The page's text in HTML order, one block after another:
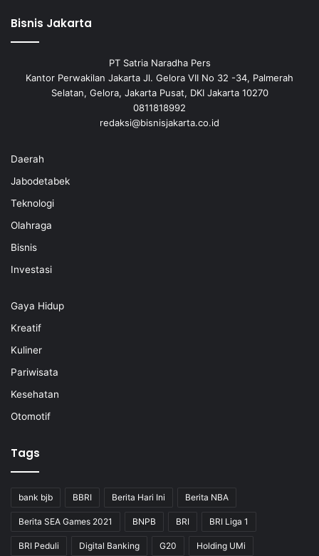
Bisnis Jakarta
PT Satria Naradha Pers
Kantor Perwakilan Jakarta Jl. Gelora VII No 32 -34, Palmerah
Selatan, Gelora, Jakarta Pusat, DKI Jakarta 10270
0811818992
redaksi@bisnisjakarta.co.id
Daerah
Jabodetabek
Teknologi
Olahraga
Bisnis
Investasi
Gaya Hidup
Kreatif
Kuliner
Pariwisata
Kesehatan
Otomotif
Tags
bank bjb BBRI Berita Hari Ini Berita NBA
Berita SEA Games 2021 BNPB BRI BRI Liga 1
BRI Peduli Digital Banking G20 Holding UMi